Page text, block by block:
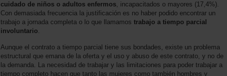
cuidado de niños o adultos enfermos, incapacitados o mayores (17,4%).
Con demasiada frecuencia la justificación es no haber podido encontrar un
trabajo a jornada completa o lo que llamamos trabajo a tiempo parcial
involuntario.
Aunque el contrato a tiempo parcial tiene sus bondades, existe un problema
estructural que emana de la oferta y el uso y abuso de este contrato, y no de
la demanda. La necesidad de trabajar y las limitaciones para poder trabajar a
tiempo completo hacen que tanto las mujeres como también hombres y